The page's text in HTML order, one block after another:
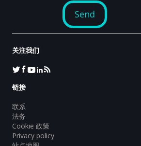
关注我们
链接
联系
法务
Cookie 政策
Privacy policy